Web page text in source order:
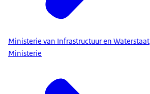
Ministerie van Infrastructuur en Waterstaat
Ministerie